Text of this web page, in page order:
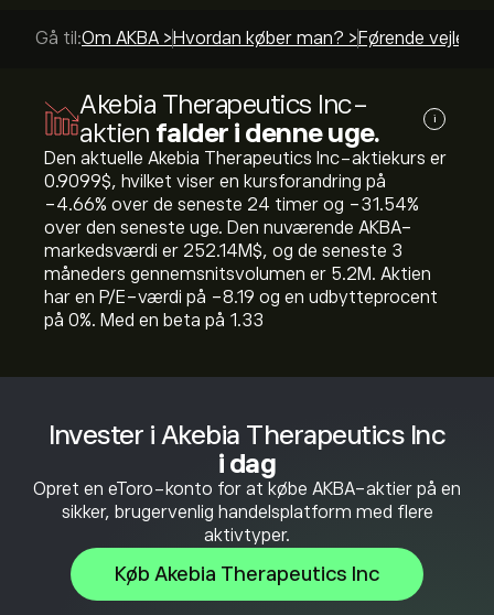
Invester i Akebia Therapeutics Inc
i dag
Opret en eToro-konto for at købe AKBA-aktier på en
sikker, brugervenlig handelsplatform med flere
aktivtyper.
Køb Akebia Therapeutics Inc
Gå til:Om AKBA > Hvordan køber man? > Førende
Akebia Therapeutics Inc-
aktien falder i denne uge. i
Den aktuelle Akebia Therapeutics Inc-aktiekurs er
0.9099‎$‎, hvilket viser en kursforandring på
‎-4.66‎% over de seneste 24 timer og ‎-31.54‎%
over den seneste uge. Den nuværende AKBA-
markedsværdi er 252.14M‎$‎, og de seneste 3
måneders gennemsnitsvolumen er 5.2M. Aktien
har en P/E-værdi på -8.19 og en udbytteprocent
på 0%. Med en beta på 1.33